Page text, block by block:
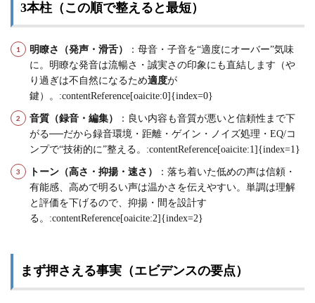
3本柱（この順で整えると最短）
明瞭さ（発声・滑舌）
：母音・子音を“適度にオーバー”気味
に。明瞭な発音は流暢さ・誠実さの印象にも直結します（や
り過ぎは不自然になるため適度が
鍵）。:contentReference[oaicite:0]{index=0}
音質（録音・編集）
：良い内容も音質が悪いと信頼性まで下
がる──だから録音環境・距離・ゲイン・ノイズ処理・EQ/コ
ンプで“技術的に”整える。:contentReference[oaicite:1]{index=1}
トーン（高さ・抑揚・速さ）
：落ち着いた低めの声は信頼・
有能感、高めで明るい声は温かさを伝えやすい。単調は理解
と評価を下げるので、抑揚・間を設計す
る。:contentReference[oaicite:2]{index=2}
まず押さえる事実（エビデンスの要点）